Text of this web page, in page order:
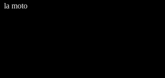
la moto